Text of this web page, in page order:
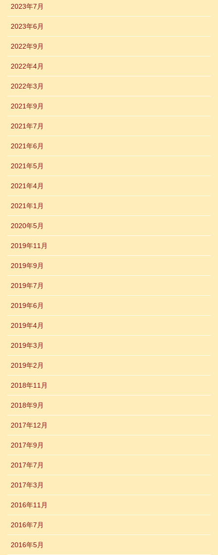
2023年7月
2023年6月
2022年9月
2022年4月
2022年3月
2021年9月
2021年7月
2021年6月
2021年5月
2021年4月
2021年1月
2020年5月
2019年11月
2019年9月
2019年7月
2019年6月
2019年4月
2019年3月
2019年2月
2018年11月
2018年9月
2017年12月
2017年9月
2017年7月
2017年3月
2016年11月
2016年7月
2016年5月